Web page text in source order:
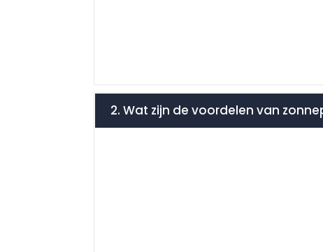
2. Wat zijn de voordelen van